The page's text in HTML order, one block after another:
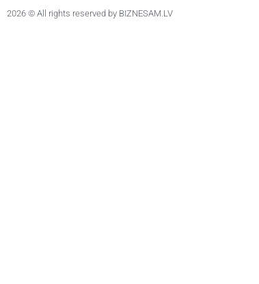
2026 © All rights reserved by BIZNESAM.LV